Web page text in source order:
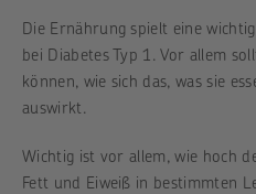
Die Ernährung spielt eine
bei Diabetes Typ 1. Vor allem
können, wie sich das, was sie
auswirkt.
Wichtig ist vor allem, wie hoch
Fett und Eiweiß in bestimmten